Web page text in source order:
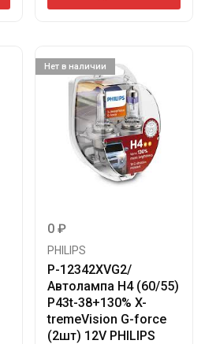
Нет в наличии
0 ₽
PHILIPS
P-12342XVG2/
Автолампа H4 (60/55)
P43t-38+130% X-
tremeVision G-force
(2шт) 12V PHILIPS